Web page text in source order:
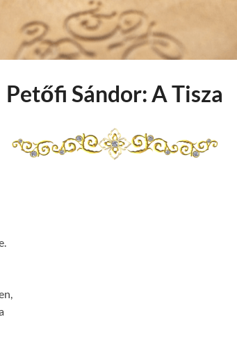
Petőfi Sándor: A Tisza